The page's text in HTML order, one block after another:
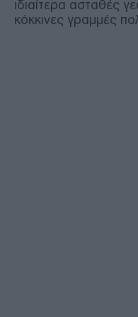
ιδιαίτερα ασταθές
κόκκινες γραμμές